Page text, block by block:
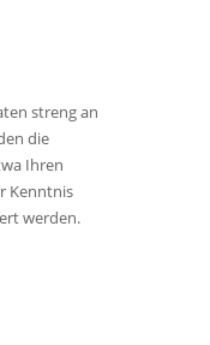
streng an
die
Ihren
Kenntnis
werden.